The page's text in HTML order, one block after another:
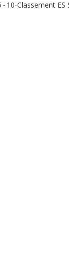
10-Classement